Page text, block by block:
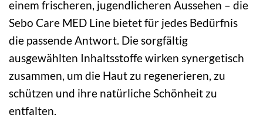
einem frischeren, jugendlicheren Aussehen – die
Sebo Care MED Line bietet für jedes Bedürfnis
die passende Antwort. Die sorgfältig
ausgewählten Inhaltsstoffe wirken synergetisch
zusammen, um die Haut zu regenerieren, zu
schützen und ihre natürliche Schönheit zu
entfalten.